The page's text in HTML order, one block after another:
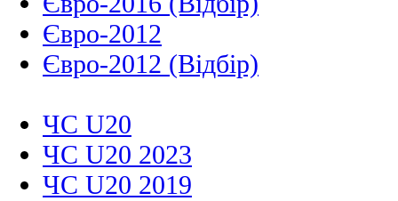
Євро-2012
Євро-2012 (Відбір)
ЧС U20
ЧС U20 2023
ЧС U20 2019